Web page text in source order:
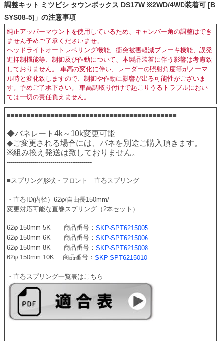
調整キット ミツビシ タウンボックス DS17W ※2WD/4WD装着可 [B
SYS08-5]」の注意事項
純正アッパーマウントを使用しているため、キャンバー角の調整はでき
ません予めご了承くださいませ。
ヘッドライトオートレベリング機能、衝突被害軽減ブレーキ機能、誤発
進抑制機能等、制御及び作動について、本製品装着に伴う影響は考慮致
しておりません。 車高の変化に伴い、レーダーの照射角度等がノーマ
ル時と変化致しますので、制御や作動に影響が出る可能性がございま
す。予めご了承下さい。 車高調取り付けで起こりうるトラブルにおい
ては一切の責任負えません。
■■■■■■■■■■■■■■■■■■■■■■■■■■■■■■■■■■■■■■■■■■■
◆バネレート4k～10k変更可能
◆ご変更される場合には、バネを別途ご購入頂きます。
※組み換え発送は致しておりません。
-------------------------------------------
■スプリング形状・フロント　直巻スプリング
・直巻ID(内径）62φ/自由長150mm/
変更対応可能な直巻スプリング（2本セット）
62φ 150mm 5K　　商品番号： SKP-SPT6215005
62φ 150mm 6K　　商品番号： SKP-SPT6215006
62φ 150mm 8K　　商品番号： SKP-SPT6215008
62φ 150mm 10K　 商品番号： SKP-SPT6215010
・直巻スプリング一覧表はこちら